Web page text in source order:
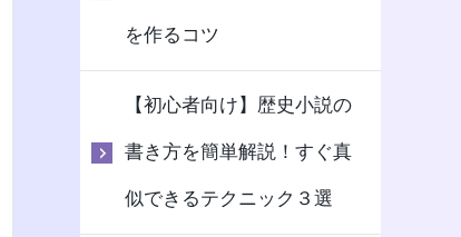
を作るコツ
【初心者向け】歴史小説の
書き方を簡単解説！すぐ真
似できるテクニック３選